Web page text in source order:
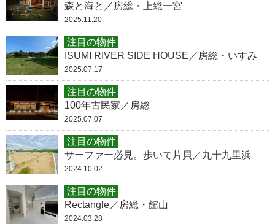
森と海と／房総・上総一宮
2025.11.20
注目の物件
ISUMI RIVER SIDE HOUSE／房総・いすみ
2025.07.17
注目の物件
100年古民家／房総
2025.07.07
注目の物件
サーファー必見。歩いて片貝／九十九里浜
2024.10.02
注目の物件
Rectangle／房総・館山
2024.03.28